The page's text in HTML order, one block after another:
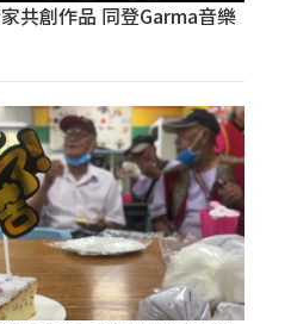
共創作品 同登Garma音樂